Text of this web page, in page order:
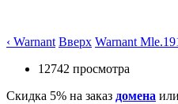
‹ Warnant Вверх Warnant
12742 просмотра
Скидка 5% на заказ домена или